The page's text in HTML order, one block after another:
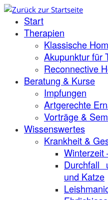
Zum
Inhalt
springen
Start
Therapien
Klassische
Akupunktur für
Reconnective
Beratung & Kurse
Impfungen
Artgerechte
Vorträge &
Wissenswertes
Krankheit &
Winterzeit
Durchfall
und Katze